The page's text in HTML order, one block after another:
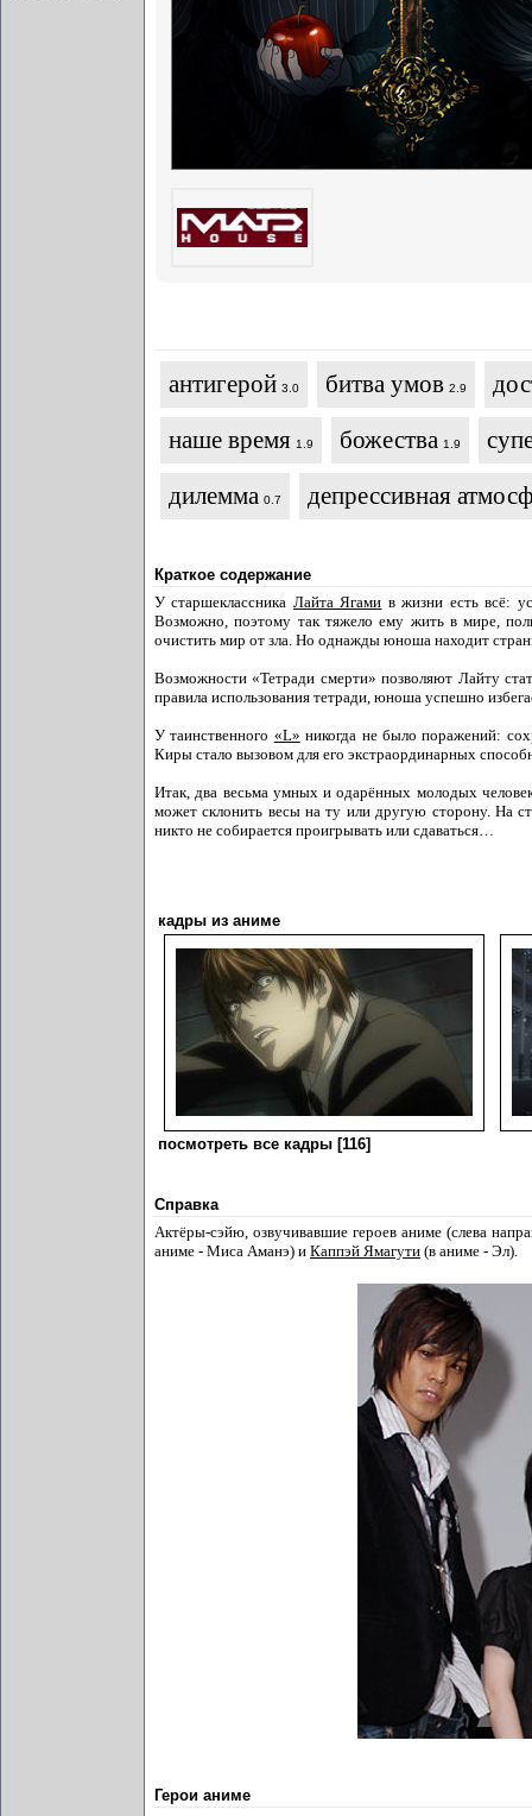
антигерой 3.0 битва умов 2.9
наше время 1.9 божества 1.9
дилемма 0.7 депрессивная
Краткое содержание
У старшеклассника Лайта Ягами в жизни есть всё:
Возможно, поэтому так тяжело ему жить в мире,
очистить мир от зла. Но однажды юноша находит
Возможности «Тетради смерти» позволяют Лайту
правила использования тетради, юноша успешно
У таинственного «L» никогда не было поражений:
Киры стало вызовом для его экстраординарных
Итак, два весьма умных и одарённых молодых
может склонить весы на ту или другую сторону. На
никто не собирается проигрывать или сдаваться…
кадры из аниме
посмотреть все кадры [116]
Справка
Актёры-сэйю, озвучивавшие героев аниме (слева
аниме - Миса Аманэ) и Каппэй Ямагути (в аниме - Эл).
Герои аниме